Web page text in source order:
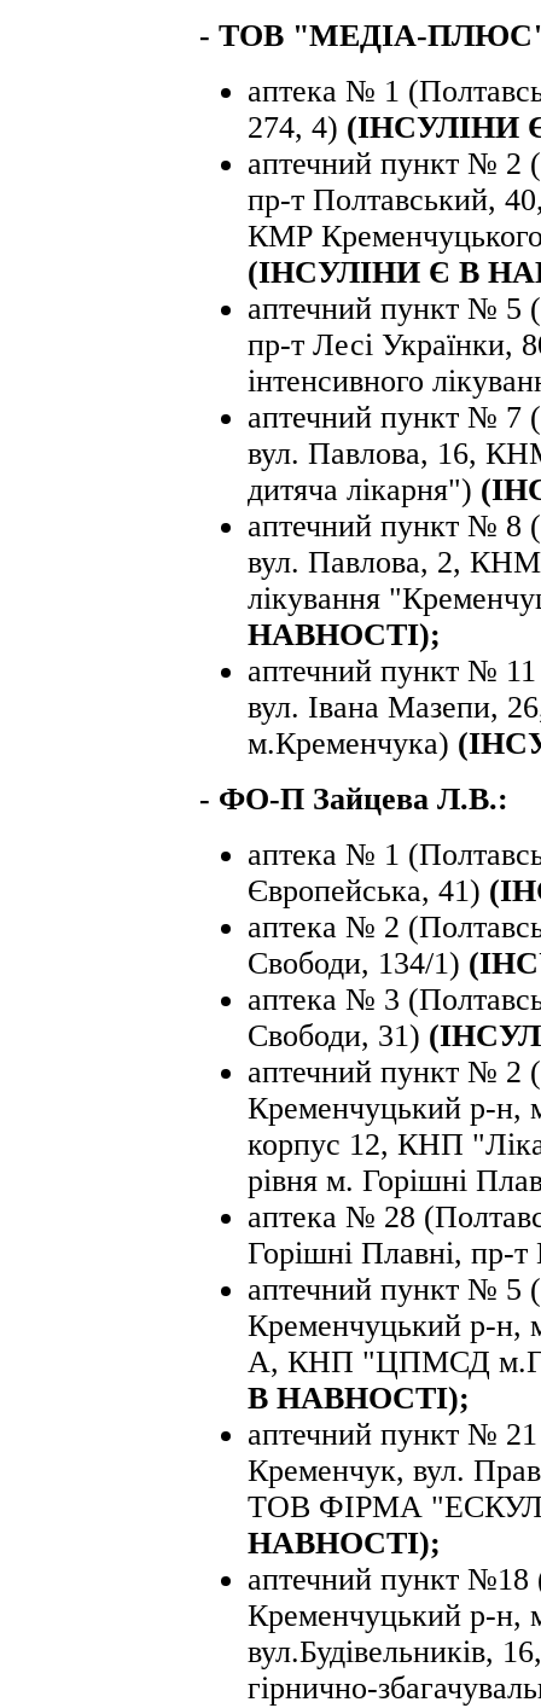
- ТОВ "МЕДІА-
аптека № 1
274, 4) (ІНСУЛІНИ
аптечний пункт № 2
пр-т Полтавський,
КМР Кременчуцького
(ІНСУЛІНИ Є В
аптечний пункт № 5
пр-т Лесі
інтенсивного
аптечний пункт № 7
вул. Павлова, 16,
дитяча лікарня")
аптечний пункт № 8
вул. Павлова, 2,
лікування
НАВНОСТІ);
аптечний пункт №
вул. Івана
м.Кременчука)
- ФО-П Зайцева Л.В.:
аптека № 1
Європейська, 41)
аптека № 2
Свободи, 134/1)
аптека № 3
Свободи, 31)
аптечний пункт № 2
Кременчуцький р-н,
корпус 12, КНП
рівня м. Горішні
аптека № 28
Горішні Плавні, пр-т
аптечний пункт № 5
Кременчуцький р-н,
А, КНП "ЦПМСД
В НАВНОСТІ);
аптечний пункт №
Кременчук, вул.
ТОВ ФІРМА
НАВНОСТІ);
аптечний пункт №18
Кременчуцький р-н,
вул.Будівельників,
гірнично-